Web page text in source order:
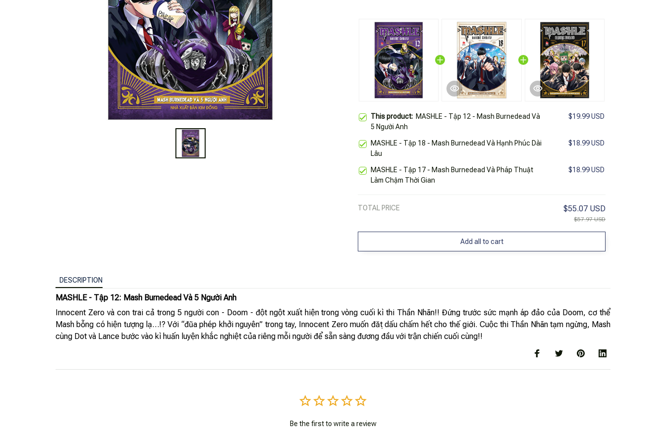
This product: MASHLE - Tập 12 - Mash Burnedead Và
5 Người Anh
$19.99 USD
MASHLE - Tập 18 - Mash Burnedead Và Hạnh Phúc Dài
Lâu
$18.99 USD
MASHLE - Tập 17 - Mash Burnedead Và Pháp Thuật
Làm Chậm Thời Gian
$18.99 USD
TOTAL PRICE $55.07 USD
$57.97 USD
Add all to cart
DESCRIPTION
MASHLE - Tập 12: Mash Burnedead Và 5 Người Anh
Innocent Zero và con trai cả trong 5 người con - Doom - đột ngột xuất hiện trong vòng cuối kì thi Thần Nhãn!! Đứng trước sức mạnh áp đảo của Doom, cơ thể
Mash bỗng có hiện tượng lạ…!? Với “đũa phép khởi nguyên” trong tay, Innocent Zero muốn đặt dấu chấm hết cho thế giới. Cuộc thi Thần Nhãn tạm ngừng, Mash
cùng Dot và Lance bước vào kì huấn luyện khắc nghiệt của riêng mỗi người để sẵn sàng đương đầu với trận chiến cuối cùng!!
Be the first to write a review